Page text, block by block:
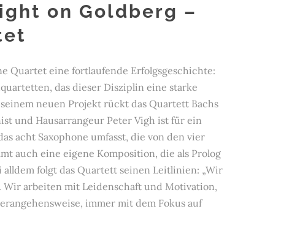
on Goldberg –
Quartet eine fortlaufende Erfolgsgeschichte:
das dieser Disziplin eine starke
neuen Projekt rückt das Quartett Bachs
und Hausarrangeur Peter Vigh ist für ein
acht Saxophone umfasst, die von den vier
auch eine eigene Komposition, die als Prolog
folgt das Quartett seinen Leitlinien: „Wir
arbeiten mit Leidenschaft und Motivation,
immer mit dem Fokus auf